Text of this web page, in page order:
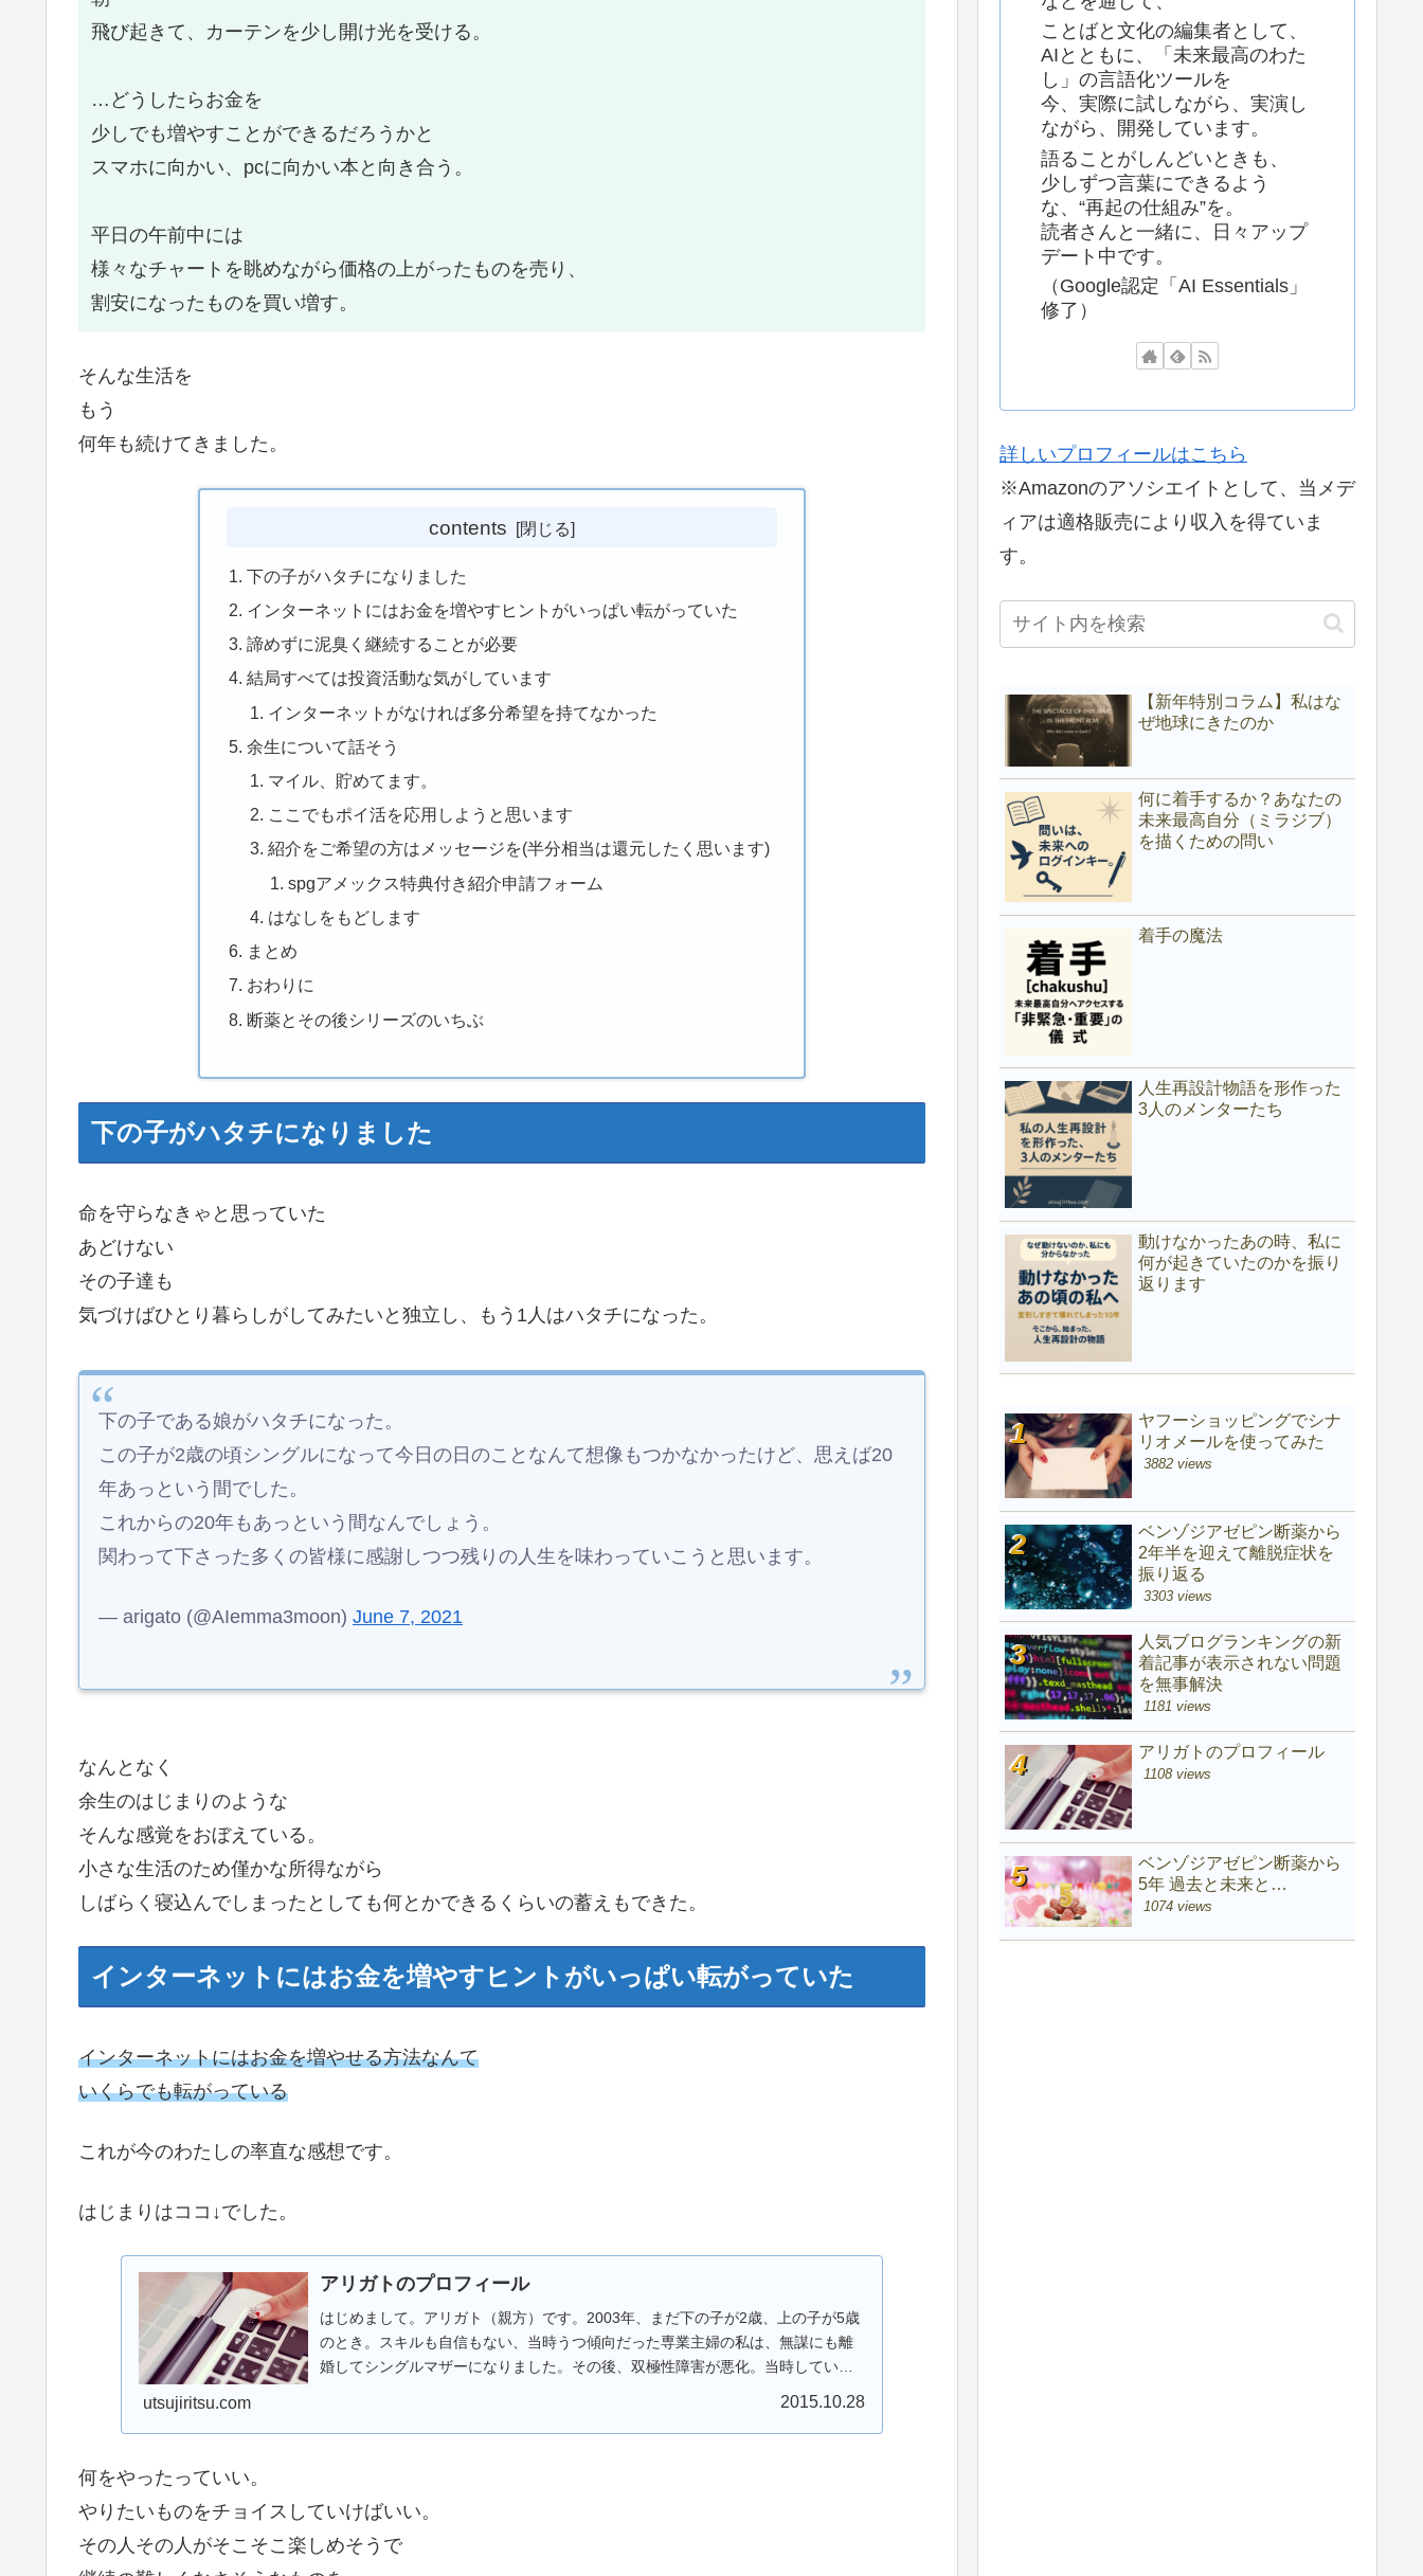
飛び起きて、カーテンを少し開け光を受ける。
…どうしたらお金を
少しでも増やすことができるだろうかと
スマホに向かい、pcに向かい本と向き合う。
平日の午前中には
様々なチャートを眺めながら価格の上がったものを売り、
割安になったものを買い増す。
そんな生活を
もう
何年も続けてきました。
contents
下の子がハタチになりました
インターネットにはお金を増やすヒントがいっぱい転がっていた
諦めずに泥臭く継続することが必要
結局すべては投資活動な気がしています
インターネットがなければ多分希望を持てなかった
余生について話そう
マイル、貯めてます。
ここでもポイ活を応用しようと思います
紹介をご希望の方はメッセージを(半分相当は還元したく思います)
spgアメックス特典付き紹介申請フォーム
はなしをもどします
まとめ
おわりに
断薬とその後シリーズのいちぶ
下の子がハタチになりました
命を守らなきゃと思っていた
あどけない
その子達も
気づけばひとり暮らしがしてみたいと独立し、もう1人はハタチになった。
下の子である娘がハタチになった。
この子が2歳の頃シングルになって今日の日のことなんて想像もつかなかったけど、思えば20
年あっという間でした。
これからの20年もあっという間なんでしょう。
関わって下さった多くの皆様に感謝しつつ残りの人生を味わっていこうと思います。
— arigato (@AIemma3moon) June 7, 2021
なんとなく
余生のはじまりのような
そんな感覚をおぼえている。
小さな生活のため僅かな所得ながら
しばらく寝込んでしまったとしても何とかできるくらいの蓄えもできた。
インターネットにはお金を増やすヒントがいっぱい転がっていた
インターネットにはお金を増やせる方法なんて
いくらでも転がっている
これが今のわたしの率直な感想です。
はじまりはココ↓でした。
アリガトのプロフィール
はじめまして。アリガト（親方）です。2003年、まだ下の子が2歳、上の子が5歳
のとき。スキルも自信もない、当時うつ傾向だった専業主婦の私は、無謀にも離
婚してシングルマザーになりました。その後、双極性障害が悪化。当時していた
utsujiritsu.com 2015.10.28
何をやったっていい。
やりたいものをチョイスしていけばいい。
その人その人がそこそこ楽しめそうで
ことばと文化の編集者として、
AIとともに、「未来最高のわた
し」の言語化ツールを
今、実際に試しながら、実演し
ながら、開発しています。
語ることがしんどいときも、
少しずつ言葉にできるよう
な、“再起の仕組み”を。
読者さんと一緒に、日々アップ
デート中です。
（Google認定「AI Essentials」
修了）
詳しいプロフィールはこちら
※Amazonのアソシエイトとして、当メデ
ィアは適格販売により収入を得ていま
す。
【新年特別コラム】私はな
ぜ地球にきたのか
何に着手するか？あなたの
未来最高自分（ミラジブ）
を描くための問い
着手の魔法
人生再設計物語を形作った
3人のメンターたち
動けなかったあの時、私に
何が起きていたのかを振り
返ります
ヤフーショッピングでシナ
リオメールを使ってみた
3882 views
ベンゾジアゼピン断薬から
2年半を迎えて離脱症状を
振り返る
3303 views
人気ブログランキングの新
着記事が表示されない問題
を無事解決
1181 views
アリガトのプロフィール
1108 views
ベンゾジアゼピン断薬から
5年 過去と未来と…
1074 views